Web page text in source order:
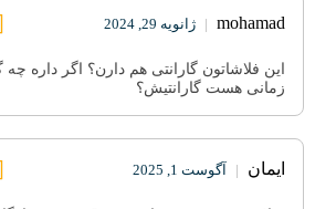
mohamad
| ژانویه 29, 2024
این فلاشاتون گارانتی هم دارن؟ اگر داره
زمانی هست گارانتیش؟
ایمان | آگوست 1, 2025